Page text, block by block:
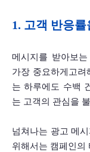
1. 고객 반응
메시지를 받아보
가장 중요하게고
는 하루에도 수백
는 고객의 관심을
넘쳐나는 광고 메
위해서는 캠페인의